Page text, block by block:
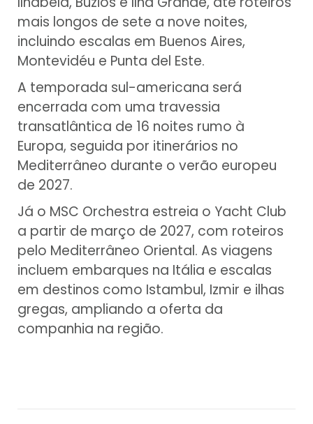
mais longos de sete a nove noites,
incluindo escalas em Buenos Aires,
Montevidéu e Punta del Este.
A temporada sul-americana será
encerrada com uma travessia
transatlântica de 16 noites rumo à
Europa, seguida por itinerários no
Mediterrâneo durante o verão europeu
de 2027.
Já o MSC Orchestra estreia o Yacht Club
a partir de março de 2027, com roteiros
pelo Mediterrâneo Oriental. As viagens
incluem embarques na Itália e escalas
em destinos como Istambul, Izmir e ilhas
gregas, ampliando a oferta da
companhia na região.